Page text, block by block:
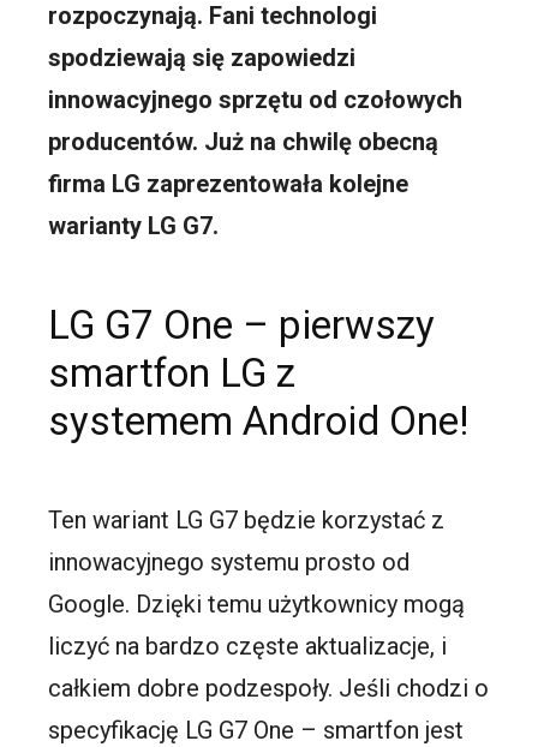
rozpoczynają. Fani technologi
spodziewają się zapowiedzi
innowacyjnego sprzętu od czołowych
producentów. Już na chwilę obecną
firma LG zaprezentowała kolejne
warianty LG G7.
LG G7 One – pierwszy
smartfon LG z
systemem Android One!
Ten wariant LG G7 będzie korzystać z
innowacyjnego systemu prosto od
Google. Dzięki temu użytkownicy mogą
liczyć na bardzo częste aktualizacje, i
całkiem dobre podzespoły. Jeśli chodzi o
specyfikację LG G7 One – smartfon jest